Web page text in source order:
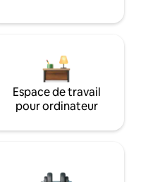
Espace de travail
pour ordinateur